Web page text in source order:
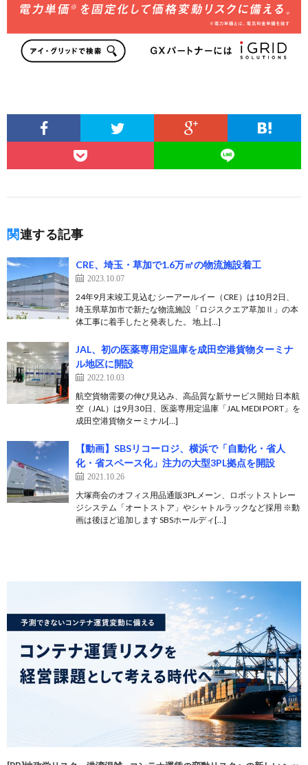
関連する記事
CRE、埼玉・草加で1.6万㎡の物流施設着工
2023.10.07
24年9月末竣工見込む シーアールイー（CRE）は10月2日、
埼玉県草加市で新たな物流施設「ロジスクエア草加Ⅱ」の本
体工事に着手したと発表した。 地上[…]
JAL、初の医薬専用定温庫を成田空港貨物ターミナ
ル地区に開設
2022.10.03
航空貨物需要の伸び見込み、高品質な新サービス開始 日本航
空（JAL）は9月30日、医薬専用定温庫「JAL MEDI PORT」を
成田空港貨物ターミナル[…]
【動画】SBSリコーロジ、横浜で「自動化・省人
化・省スペース化」注力の大型3PL拠点を開設
2021.10.26
大塚商会のオフィス用品通販3PLメーン、ロボットストレー
ジシステム「オートストア」やシャトルラックなど採用 ※動
画は後ほど追加します SBSホールディ[…]